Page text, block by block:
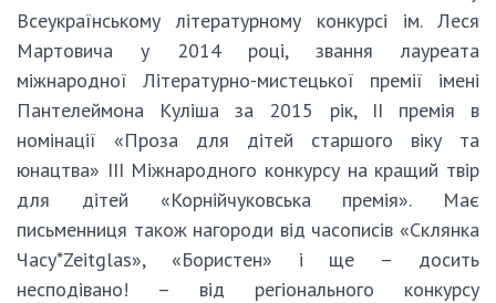
Всеукраїнському літературному конкурсі ім. Леся
Мартовича у 2014 році, звання лауреата
міжнародної Літературно-мистецької премії імені
Пантелеймона Куліша за 2015 рік, ІІ премія в
номінації «Проза для дітей старшого віку та
юнацтва» ІІІ Міжнародного конкурсу на кращий твір
для дітей «Корнійчуковська премія». Має
письменниця також нагороди від часописів «Склянка
Часу*Zeitglas», «Бористен» і ще – досить
несподівано! – від регіонального конкурсу